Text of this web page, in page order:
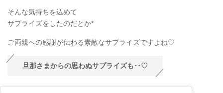
そんな気持ちを込めて
サプライズをしたのだとか*
ご両親への感謝が伝わる素敵なサプライズですよね♡
旦那さまからの思わぬサプライズも‥♡